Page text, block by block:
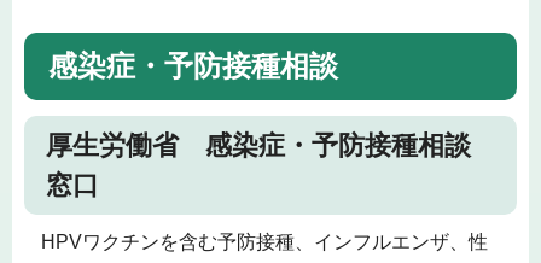
感染症・予防接種相談
厚生労働省 感染症・予防接種相談
窓口
HPVワクチンを含む予防接種、インフルエンザ、性